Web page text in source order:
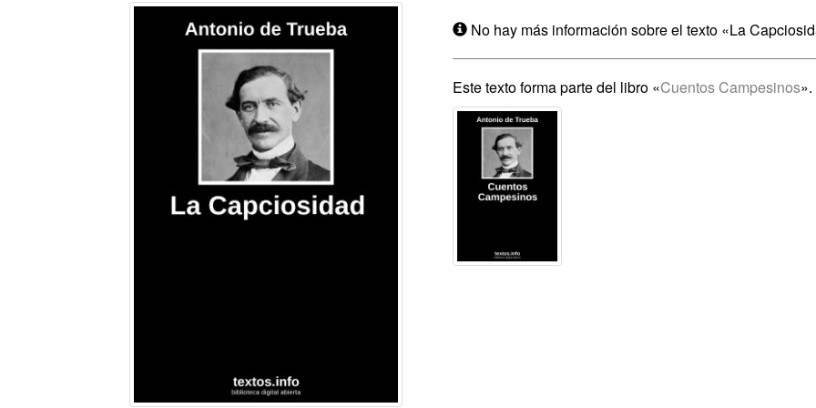
No hay más información sobre el texto «La
Este texto forma parte del libro «Cuentos Campesinos».